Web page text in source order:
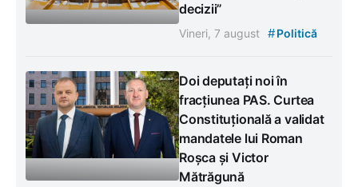
decizii”
Vineri, 7 august #Politică
Doi deputați noi în
fracțiunea PAS. Curtea
Constituțională a validat
mandatele lui Roman
Roșca și Victor
Mătrăgună